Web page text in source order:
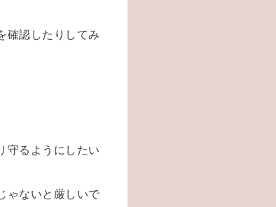
確認したりしてみ
守るようにしたい
ゃないと厳しいで